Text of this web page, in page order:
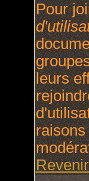
Pour
leurs
raisons